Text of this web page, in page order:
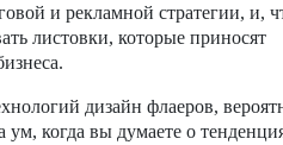
и рекламной стратегии, и,
листовки, которые приносят
дизайн флаеров,
ум, когда вы думаете о